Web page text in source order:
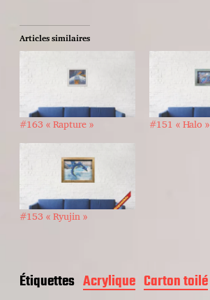
Articles similaires
#163 « Rapture » #151 « Halo »
#153 « Ryujin »
Étiquettes Acrylique Carton toilé